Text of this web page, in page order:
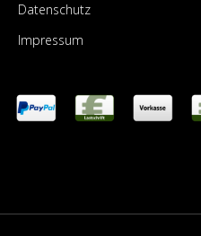
Datenschutz
Impressum